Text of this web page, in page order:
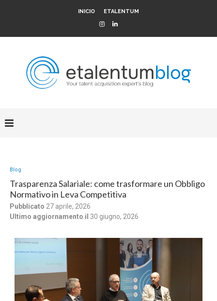
INICIO ETALENTUM
Blog
Trasparenza Salariale: come trasformare un Obbligo
Normativo in Leva Competitiva
Pubblicato 27 aprile, 2026
Ultimo aggiornamento il 30 giugno, 2026